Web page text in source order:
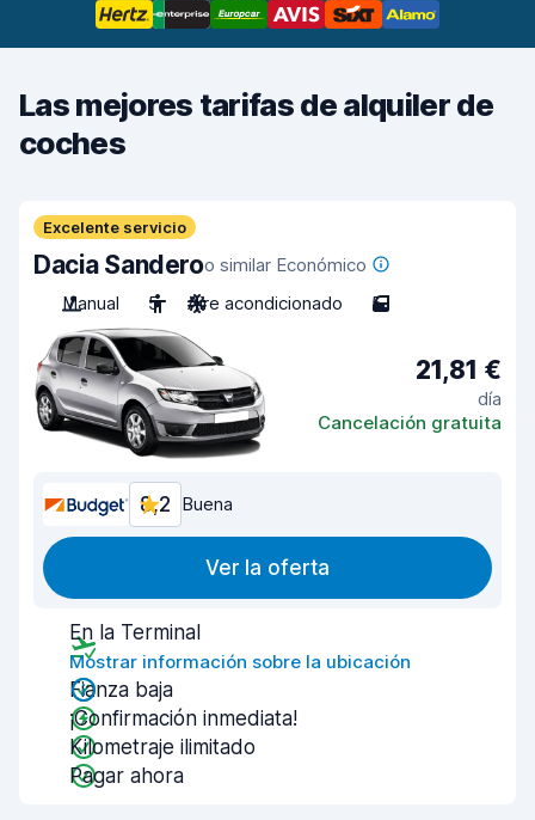
Las mejores tarifas de alquiler de
coches
Excelente servicio
Dacia Sanderoo similar Económico
Manual
5 Aire acondicionado 5
21,81 €
día
Cancelación gratuita
8,2 Buena
Ver la oferta
En la Terminal
Mostrar información sobre la ubicación
Fianza baja
¡Confirmación inmediata!
Kilometraje ilimitado
Pagar ahora